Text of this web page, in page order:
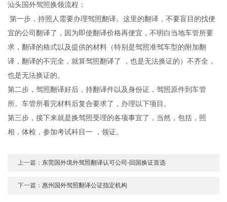
汕头国外驾照换领流程：
第一步，持照人需要办理驾照翻译。这里的翻译，不要盲目的找便
宜的公司翻译了，因为即使翻译价格再便宜，不明白当地车管所要
求，翻译的格式以及提供的材料（特别是驾照准驾车型的附加翻
译，翻译的不完全，就算驾照翻译了 ，也是无法换证的）不齐全，
也是无法换证的。
第二步，驾照翻译好后，持翻译件以及身份证，驾照原件到车管
所。车管所看完材料后复合要求了，办理以下项目。
第三步，接下来就是换驾照受理的各项事宜了，当然，包括，照
相，体检，参加考试科目一 ，领证。
上一篇： 东莞国外境外驾照翻译认可公司-回国换证首选
下一篇：惠州国外驾照翻译公证指定机构